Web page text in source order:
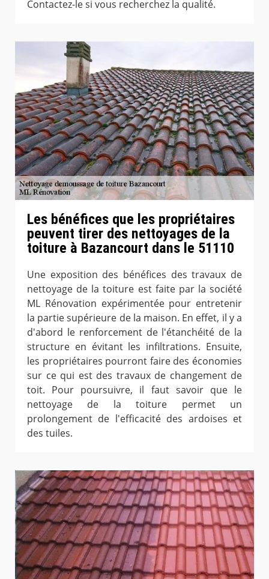
Contactez-le si vous recherchez la qualité.
Les bénéfices que les propriétaires
peuvent tirer des nettoyages de la
toiture à Bazancourt dans le 51110
Une exposition des bénéfices des travaux de
nettoyage de la toiture est faite par la société
ML Rénovation expérimentée pour entretenir
la partie supérieure de la maison. En effet, il y a
d'abord le renforcement de l'étanchéité de la
structure en évitant les infiltrations. Ensuite,
les propriétaires pourront faire des économies
sur ce qui est des travaux de changement de
toit. Pour poursuivre, il faut savoir que le
nettoyage de la toiture permet un
prolongement de l'efficacité des ardoises et
des tuiles.